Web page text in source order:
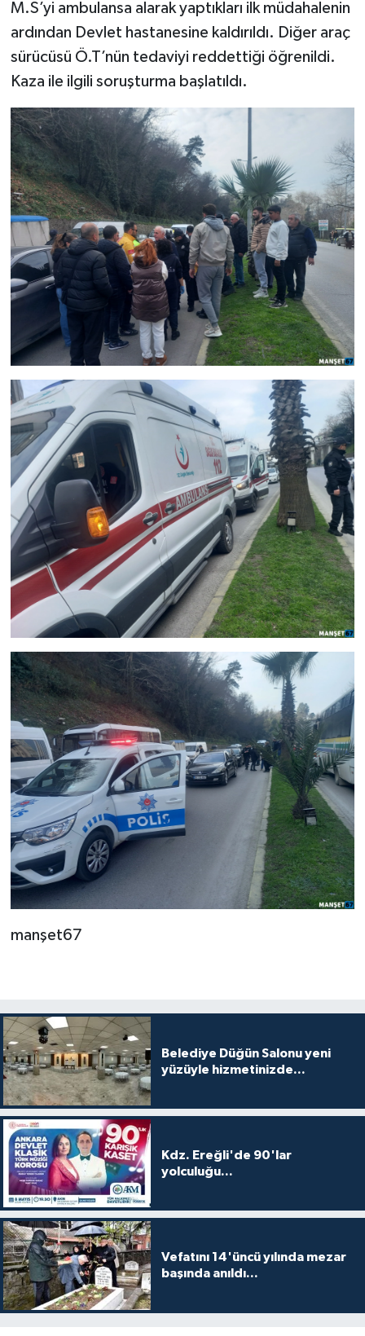
M.S’yi ambulansa alarak yaptıkları ilk müdahalenin
ardından Devlet hastanesine kaldırıldı. Diğer araç
sürücüsü Ö.T’nün tedaviyi reddettiği öğrenildi.
Kaza ile ilgili soruşturma başlatıldı.
manşet67
Belediye Düğün Salonu yeni
yüzüyle hizmetinizde...
Kdz. Ereğli'de 90'lar
yolculuğu...
Vefatını 14'üncü yılında mezar
başında anıldı...